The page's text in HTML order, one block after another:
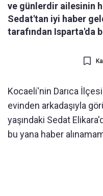
ve günlerdir ailesinin
Sedat'tan iyi haber
tarafından Isparta'da
Kocaeli'nin Darıca
evinden arkadaşıyla
yaşındaki Sedat
bu yana haber